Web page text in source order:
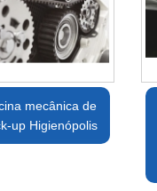
mecânica de
up Higienópolis